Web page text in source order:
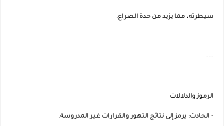
سيطرته، مما يزيد من حدة الصراع.
---
الرموز والدلالات
- الحادث: يرمز إلى نتائج التهور والقرارات غير المدروسة.